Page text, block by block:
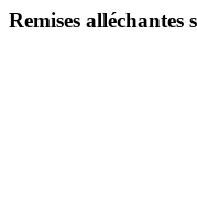
Remises alléchantes